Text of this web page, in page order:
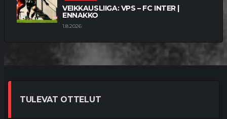
VEIKKAUSLIIGA: VPS – FC INTER |
ENNAKKO
1.8.2026
TULEVAT OTTELUT